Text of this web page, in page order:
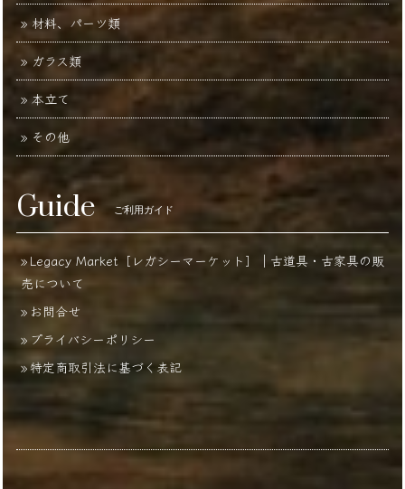
材料、パーツ類
ガラス類
本立て
その他
Guide ご利用ガイド
Legacy Market［レガシーマーケット］｜古道具・古家具の販
売について
お問合せ
プライバシーポリシー
特定商取引法に基づく表記